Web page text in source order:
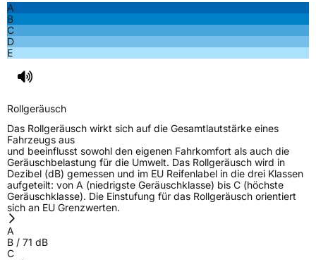
A
B
C
D
E
Rollgeräusch
Das Rollgeräusch wirkt sich auf die Gesamtlautstärke eines
Fahrzeugs aus
und beeinflusst sowohl den eigenen Fahrkomfort als auch die
Geräuschbelastung für die Umwelt. Das Rollgeräusch wird in
Dezibel (dB) gemessen und im EU Reifenlabel in die drei Klassen
aufgeteilt: von A (niedrigste Geräuschklasse) bis C (höchste
Geräuschklasse). Die Einstufung für das Rollgeräusch orientiert
sich an EU Grenzwerten.
A
B / 71 dB
C